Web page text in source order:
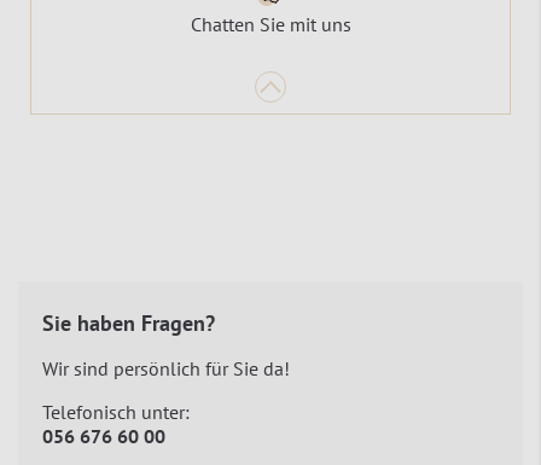
Chatten Sie mit uns
Sie haben Fragen?
Wir sind persönlich für Sie da!
Telefonisch unter:
056 676 60 00